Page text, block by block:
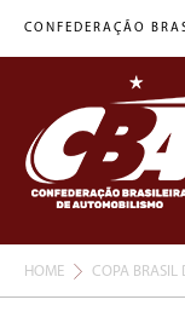
CONFEDERAÇÃO
HOME COPA BRASIL